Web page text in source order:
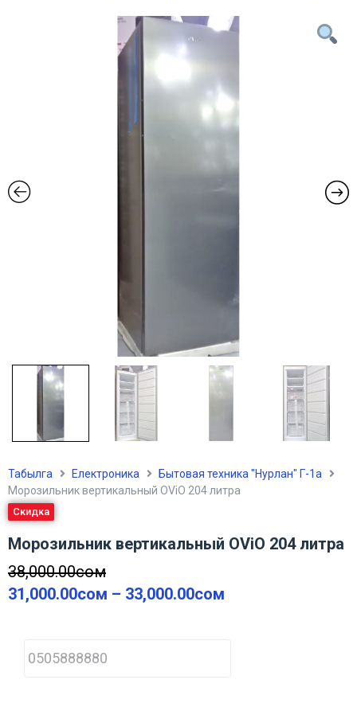
Табылга Електроника
Бытовая техника "Нурлан" Г-1а
Морозильник вертикальный OViO 204 литра
Скидка
Морозильник вертикальный OViO 204 литра
38,000.00сом
31,000.00сом – 33,000.00сом
h
o